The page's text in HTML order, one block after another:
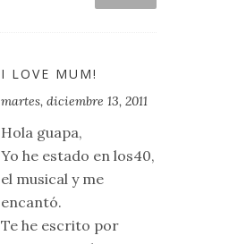
I LOVE MUM!
martes, diciembre 13, 2011
Hola guapa,
Yo he estado en los40,
el musical y me
encantó.
Te he escrito por